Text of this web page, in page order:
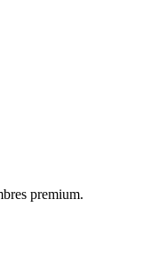
premium.